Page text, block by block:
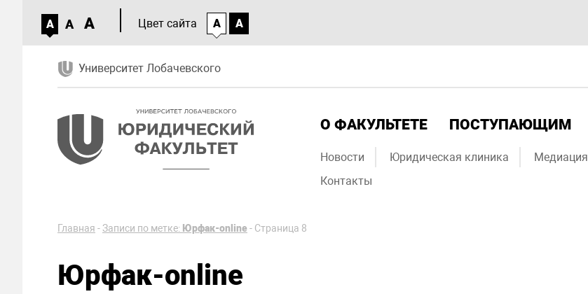
A A A Цвет сайта A A
Университет Лобачевского
О ФАКУЛЬТЕТЕ ПОСТУПАЮЩИМ
Новости Юридическая клиника Медиация
Контакты
Главная -Записи по метке: Юрфак-online- Страница 8
Юрфак-online